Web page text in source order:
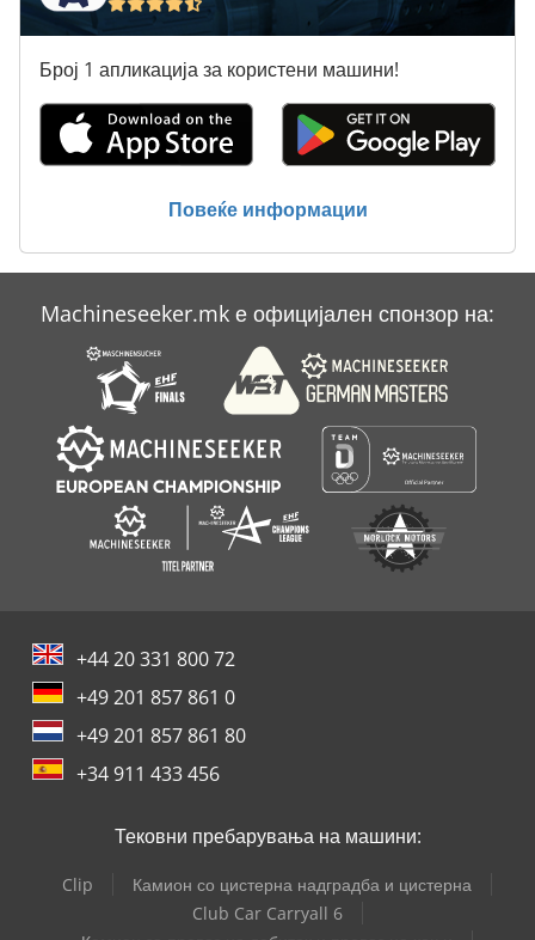
Niederberger
Reckermann
Reinecker
Баумкучен Рерна
Берлин
Куќа Врска Кутија Geyer
Број 1 апликација за користени машини!
Повеќе информации
Machineseeker.mk е официјален спонзор на:
+44 20 331 800 72
+49 201 857 861 0
+49 201 857 861 80
+34 911 433 456
Тековни пребарувања на машини:
Clip
Камион со цистерна надградба и цистерна
Club Car Carryall 6